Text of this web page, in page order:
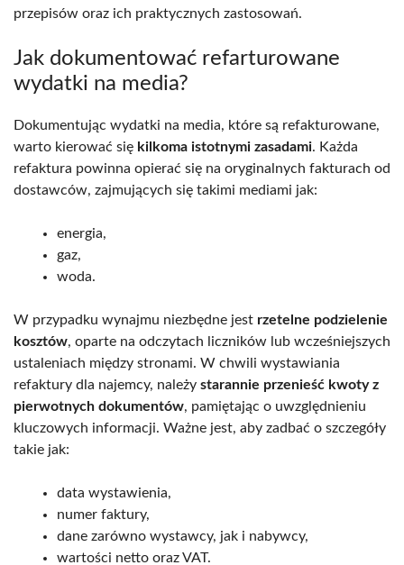
przepisów oraz ich praktycznych zastosowań.
Jak dokumentować refarturowane
wydatki na media?
Dokumentując wydatki na media, które są refakturowane,
warto kierować się kilkoma istotnymi zasadami. Każda
refaktura powinna opierać się na oryginalnych fakturach od
dostawców, zajmujących się takimi mediami jak:
energia,
gaz,
woda.
W przypadku wynajmu niezbędne jest rzetelne podzielenie
kosztów, oparte na odczytach liczników lub wcześniejszych
ustaleniach między stronami. W chwili wystawiania
refaktury dla najemcy, należy starannie przenieść kwoty z
pierwotnych dokumentów, pamiętając o uwzględnieniu
kluczowych informacji. Ważne jest, aby zadbać o szczegóły
takie jak:
data wystawienia,
numer faktury,
dane zarówno wystawcy, jak i nabywcy,
wartości netto oraz VAT.